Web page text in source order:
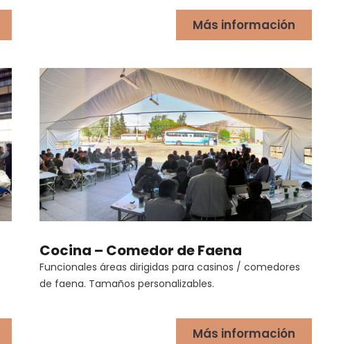
Más información
Cocina – Comedor de Faena
Funcionales áreas dirigidas para casinos / comedores
de faena. Tamaños personalizables.
Más información